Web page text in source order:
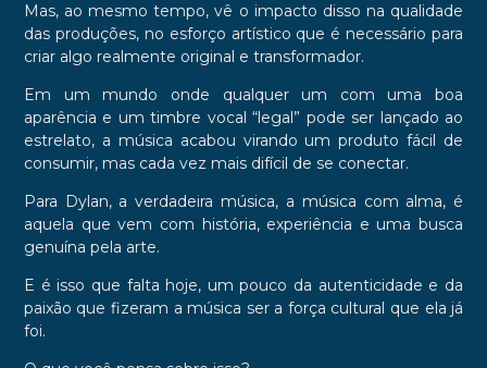
Mas, ao mesmo tempo, vê o impacto disso na qualidade
das produções, no esforço artístico que é necessário para
criar algo realmente original e transformador.
Em um mundo onde qualquer um com uma boa
aparência e um timbre vocal “legal” pode ser lançado ao
estrelato, a música acabou virando um produto fácil de
consumir, mas cada vez mais difícil de se conectar.
Para Dylan, a verdadeira música, a música com alma, é
aquela que vem com história, experiência e uma busca
genuína pela arte.
E é isso que falta hoje, um pouco da autenticidade e da
paixão que fizeram a música ser a força cultural que ela já
foi.